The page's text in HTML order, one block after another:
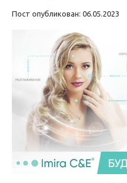
Пост опубликован: 06.05.2023